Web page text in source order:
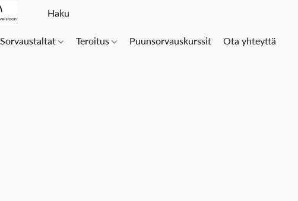
Sorvaustaltat Teroitus Puunsorvauskurssit Ota yhteyttä